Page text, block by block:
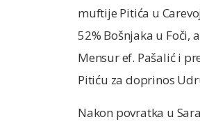
muftije Pitića u
52% Bošnjaka u Foči,
Mensur ef. Pašalić i
Pitiću za doprinos
Nakon povratka u